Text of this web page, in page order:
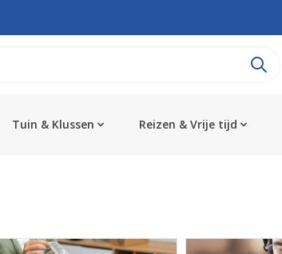
Tuin & Klussen Reizen & Vrije tijd